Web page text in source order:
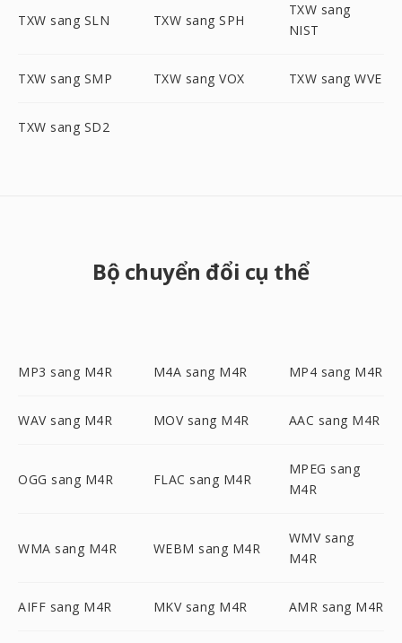
TXW sang SLN TXW sang SPH
TXW sang
NIST
TXW sang SMP TXW sang VOX TXW sang WVE
TXW sang SD2
Bộ chuyển đổi cụ thể
MP3 sang M4R M4A sang M4R MP4 sang M4R
WAV sang M4R MOV sang M4R AAC sang M4R
OGG sang M4R FLAC sang M4R
MPEG sang
M4R
WMA sang M4R WEBM sang M4R
WMV sang
M4R
AIFF sang M4R MKV sang M4R AMR sang M4R